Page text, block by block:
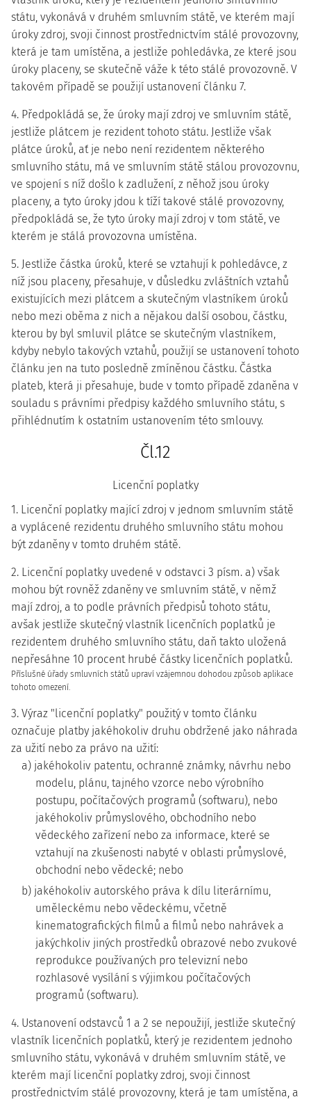
státu, vykonává v druhém smluvním státě, ve kterém mají
úroky zdroj, svoji činnost prostřednictvím stálé provozovny,
která je tam umístěna, a jestliže pohledávka, ze které jsou
úroky placeny, se skutečně váže k této stálé provozovně. V
takovém případě se použijí ustanovení článku 7.
4. Předpokládá se, že úroky mají zdroj ve smluvním státě,
jestliže plátcem je rezident tohoto státu. Jestliže však
plátce úroků, ať je nebo není rezidentem některého
smluvního státu, má ve smluvním státě stálou provozovnu,
ve spojení s níž došlo k zadlužení, z něhož jsou úroky
placeny, a tyto úroky jdou k tíží takové stálé provozovny,
předpokládá se, že tyto úroky mají zdroj v tom státě, ve
kterém je stálá provozovna umístěna.
5. Jestliže částka úroků, které se vztahují k pohledávce, z
níž jsou placeny, přesahuje, v důsledku zvláštních vztahů
existujících mezi plátcem a skutečným vlastníkem úroků
nebo mezi oběma z nich a nějakou další osobou, částku,
kterou by byl smluvil plátce se skutečným vlastníkem,
kdyby nebylo takových vztahů, použijí se ustanovení tohoto
článku jen na tuto posledně zmíněnou částku. Částka
plateb, která ji přesahuje, bude v tomto případě zdaněna v
souladu s právními předpisy každého smluvního státu, s
přihlédnutím k ostatním ustanovením této smlouvy.
Čl.12
Licenční poplatky
1. Licenční poplatky mající zdroj v jednom smluvním státě
a vyplácené rezidentu druhého smluvního státu mohou
být zdaněny v tomto druhém státě.
2. Licenční poplatky uvedené v odstavci 3 písm. a) však
mohou být rovněž zdaněny ve smluvním státě, v němž
mají zdroj, a to podle právních předpisů tohoto státu,
avšak jestliže skutečný vlastník licenčních poplatků je
rezidentem druhého smluvního státu, daň takto uložená
nepřesáhne 10 procent hrubé částky licenčních poplatků.
Příslušné úřady smluvních států upraví vzájemnou dohodou způsob aplikace
tohoto omezení.
3. Výraz "licenční poplatky" použitý v tomto článku
označuje platby jakéhokoliv druhu obdržené jako náhrada
za užití nebo za právo na užití:
a) jakéhokoliv patentu, ochranné známky, návrhu nebo
modelu, plánu, tajného vzorce nebo výrobního
postupu, počítačových programů (softwaru), nebo
jakéhokoliv průmyslového, obchodního nebo
vědeckého zařízení nebo za informace, které se
vztahují na zkušenosti nabyté v oblasti průmyslové,
obchodní nebo vědecké; nebo
b) jakéhokoliv autorského práva k dílu literárnímu,
uměleckému nebo vědeckému, včetně
kinematografických filmů a filmů nebo nahrávek a
jakýchkoliv jiných prostředků obrazové nebo zvukové
reprodukce používaných pro televizní nebo
rozhlasové vysílání s výjimkou počítačových
programů (softwaru).
4. Ustanovení odstavců 1 a 2 se nepoužijí, jestliže skutečný
vlastník licenčních poplatků, který je rezidentem jednoho
smluvního státu, vykonává v druhém smluvním státě, ve
kterém mají licenční poplatky zdroj, svoji činnost
prostřednictvím stálé provozovny, která je tam umístěna, a